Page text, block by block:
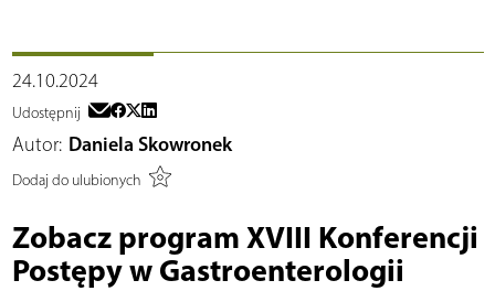
24.10.2024
Udostępnij
Autor: Daniela Skowronek
Dodaj do ulubionych
Zobacz program XVIII Konferencji
Postępy w Gastroenterologii